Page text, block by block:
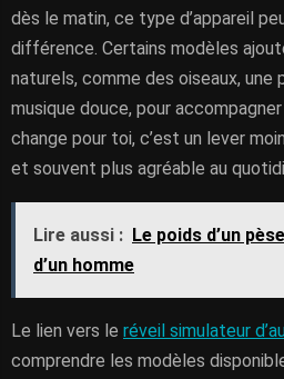
dès le matin, ce type d’appareil
différence. Certains modèles
naturels, comme des oiseaux, une
musique douce, pour
change pour toi, c’est un lever
et souvent plus agréable au
Lire aussi : Le poids d’un
d’un homme
Le lien vers le réveil simulateur
comprendre les modèles